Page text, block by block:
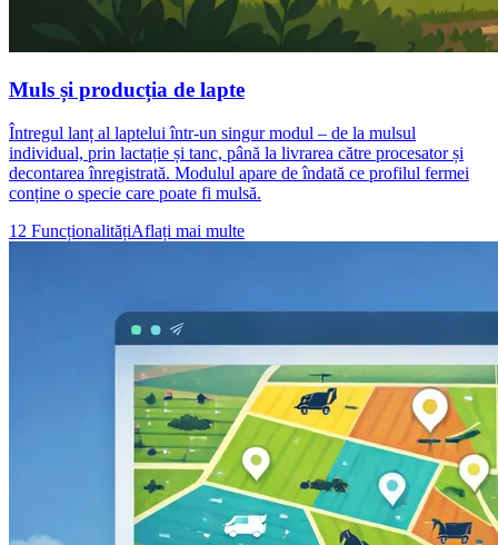
Muls și producția de lapte
Întregul lanț al laptelui într-un singur modul – de la mulsul
individual, prin lactație și tanc, până la livrarea către procesator și
decontarea înregistrată. Modulul apare de îndată ce profilul fermei
conține o specie care poate fi mulsă.
12 FuncționalitățiAflați mai multe